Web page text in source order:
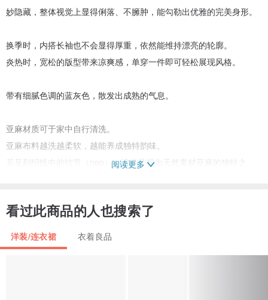
妙隐藏，整体视觉上显得俐落、不臃肿，能勾勒出优雅的完美身形。
换季时，内搭长袖也不会显得厚重，依然能维持漂亮的轮廓。
炎热时，宽松的版型带来凉爽感，单穿一件即可轻松展现风格。
带有细腻色调的蓝灰色，散发出成熟的气息。
亚麻材质可于家中自行清洗。
亚麻布料越洗越柔软，越能养成独特韵味。
若见到织线中的结节（nep），请将其视为天然素材亚麻的独特之
【尺寸】
胸宽 66cm
阅读更多
看过此商品的人也搜索了
洋装/连衣裙 衣着良品